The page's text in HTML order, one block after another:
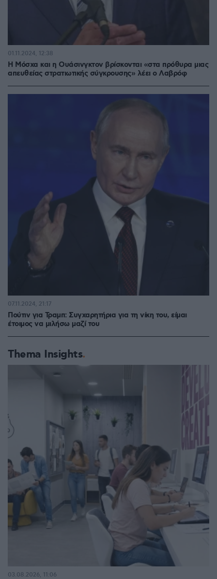
Η Μόσχα και η Ουάσινγκτον βρίσκονται «στα πρόθυρα μιας
απευθείας στρατιωτικής σύγκρουσης» λέει ο Λαβρόφ
01.11.2024, 12:38
Πούτιν για Τραμπ: Συγχαρητήρια για τη νίκη του, είμαι
έτοιμος να μιλήσω μαζί του
07.11.2024, 21:17
Thema Insights
03.08.2026, 11:06